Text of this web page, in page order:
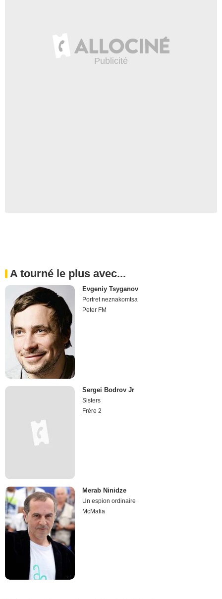
A tourné le plus avec...
Evgeniy Tsyganov
Portret neznakomtsa
Peter FM
Sergei Bodrov Jr
Sisters
Frère 2
Merab Ninidze
Un espion ordinaire
McMafia